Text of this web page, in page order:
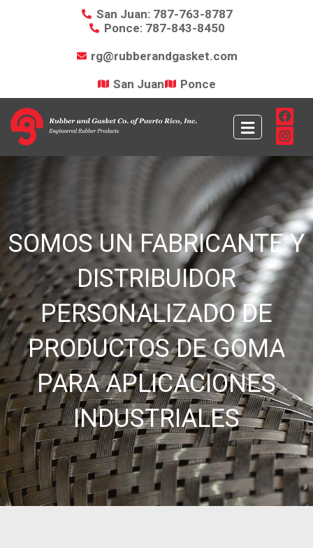
San Juan: 787-763-8787
Ponce: 787-843-8450
rg@rubberandgasket.com
San Juan
Ponce
SOMOS UN FABRICANTE Y
DISTRIBUIDOR
PERSONALIZADO DE
PRODUCTOS DE GOMA
PARA APLICACIONES
INDUSTRIALES